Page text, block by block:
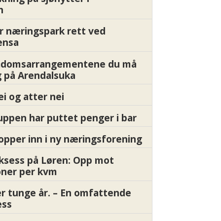
næringspark rett ved
du må
Arendalsuka
og atter nei
har puttet penger i bar
inn i ny næringsforening
på Løren: Opp mot
per kvm
tunge år. – En omfattende